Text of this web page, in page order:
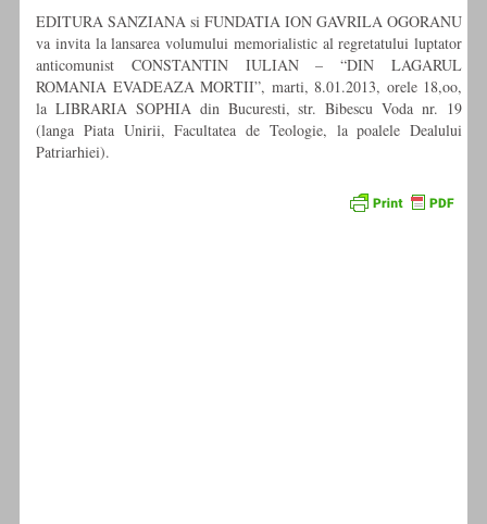
EDITURA SANZIANA si FUNDATIA ION GAVRILA OGORANU
va invita la lansarea volumului memorialistic al regretatului luptator
anticomunist CONSTANTIN IULIAN – “DIN LAGARUL
ROMANIA EVADEAZA MORTII”, marti, 8.01.2013, orele 18,oo,
la LIBRARIA SOPHIA din Bucuresti, str. Bibescu Voda nr. 19
(langa Piata Unirii, Facultatea de Teologie, la poalele Dealului
Patriarhiei).